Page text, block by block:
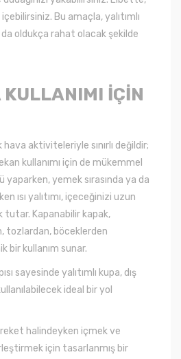
Bu amaçla, yalıtımlı
da oldukça rahat olacak şekilde
İÇİN
hava aktiviteleriyle sınırlı değildir;
kullanımı için de mükemmel
yaparken, yemek sırasında ya da
ısı yalıtımı, içeceğinizi uzun
tutar. Kapanabilir kapak,
tozlardan, böceklerden
bir kullanım sunar.
sayesinde yalıtımlı kupa, dış
ideal bir yol
halindeyken içmek ve
için tasarlanmış bir